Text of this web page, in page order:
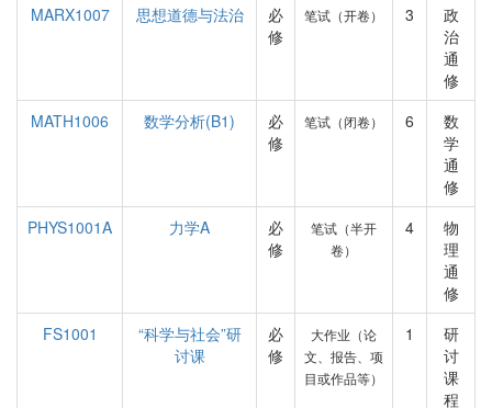
MARX1007
思想道德与法治
必
修
笔试（开卷） 3
政
治
通
修
MATH1006
数学分析(B1)
必
修
笔试（闭卷） 6
数
学
通
修
PHYS1001A
力学A
必
修
笔试（半开
卷）
4
物
理
通
修
FS1001
“科学与社会”研
讨课
必
修
大作业（论
文、报告、项
目或作品等）
1
研
讨
课
程